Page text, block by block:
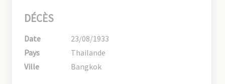
DÉCÈS
Date
23/08/1933
Pays
Thailande
Ville
Bangkok